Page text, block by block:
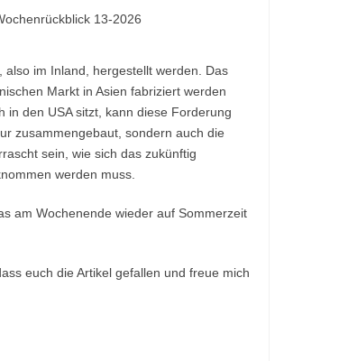
im Inland, hergestellt werden. Das
Markt in Asien fabriziert werden
den USA sitzt, kann diese Forderung
zusammengebaut, sondern auch die
sein, wie sich das zukünftig
werden muss.
am Wochenende wieder auf Sommerzeit
euch die Artikel gefallen und freue mich